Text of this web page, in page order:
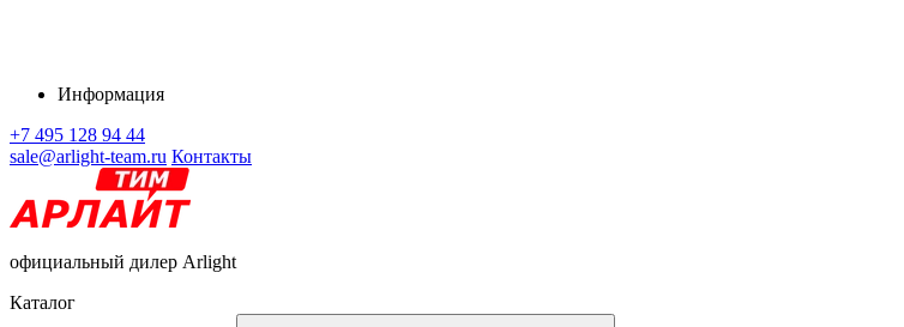
Информация
+7 495 128 94 44
sale@arlight-team.ru Контакты
официальный дилер Arlight
Каталог